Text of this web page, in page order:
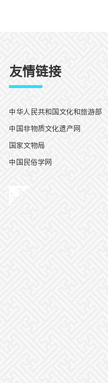
友情链接
中华人民共和国文化和旅游部
中国非物质文化遗产网
国家文物局
中国民俗学网